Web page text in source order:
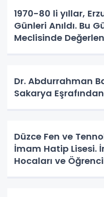
1970-80 li yıllar,
Günleri Anıldı. Bu
Meclisinde
Dr. Abdurrahman
Sakarya
Düzce Fen ve
İmam Hatip Lisesi.
Hocaları ve